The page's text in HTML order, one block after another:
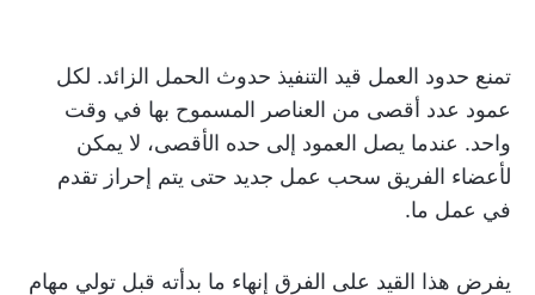
تمنع حدود العمل قيد التنفيذ حدوث الحمل الزائد. لكل
عمود عدد أقصى من العناصر المسموح بها في وقت
واحد. عندما يصل العمود إلى حده الأقصى، لا يمكن
لأعضاء الفريق سحب عمل جديد حتى يتم إحراز تقدم
في عمل ما.
يفرض هذا القيد على الفرق إنهاء ما بدأته قبل تولي مهام